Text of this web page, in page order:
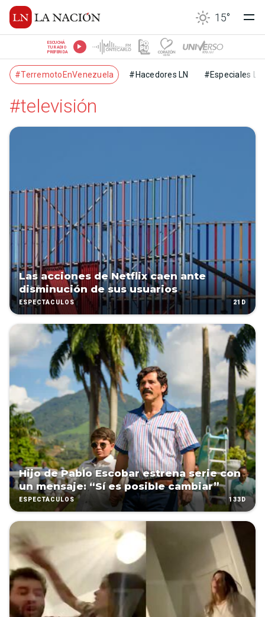
15°
ESCUCHÁ
TU RADIO
PREFERIDA
#TerremotoEnVenezuela #Hacedores LN #Especiales LN
#televisión
Las acciones de Netflix caen ante
disminución de sus usuarios
ESPECTÁCULOS 21D
Hijo de Pablo Escobar estrena serie con
un mensaje: “Sí es posible cambiar”
ESPECTÁCULOS 133D